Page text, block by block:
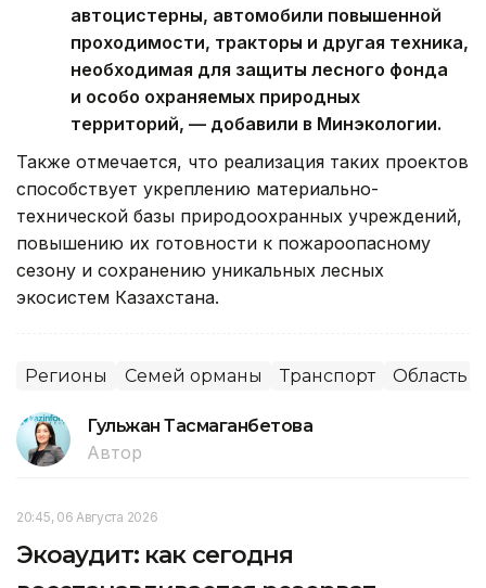
автоцистерны, автомобили повышенной
проходимости, тракторы и другая техника,
необходимая для защиты лесного фонда
и особо охраняемых природных
территорий, — добавили в Минэкологии.
Также отмечается, что реализация таких проектов
способствует укреплению материально-
технической базы природоохранных учреждений,
повышению их готовности к пожароопасному
сезону и сохранению уникальных лесных
экосистем Казахстана.
Регионы Семей орманы Транспорт Область
Гульжан Тасмаганбетова
Автор
20:45, 06 Августа 2026
Экоаудит: как сегодня